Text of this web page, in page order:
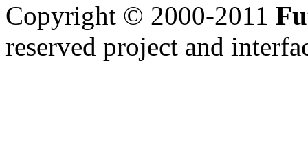
Copyright © 2000-2011
reserved project and